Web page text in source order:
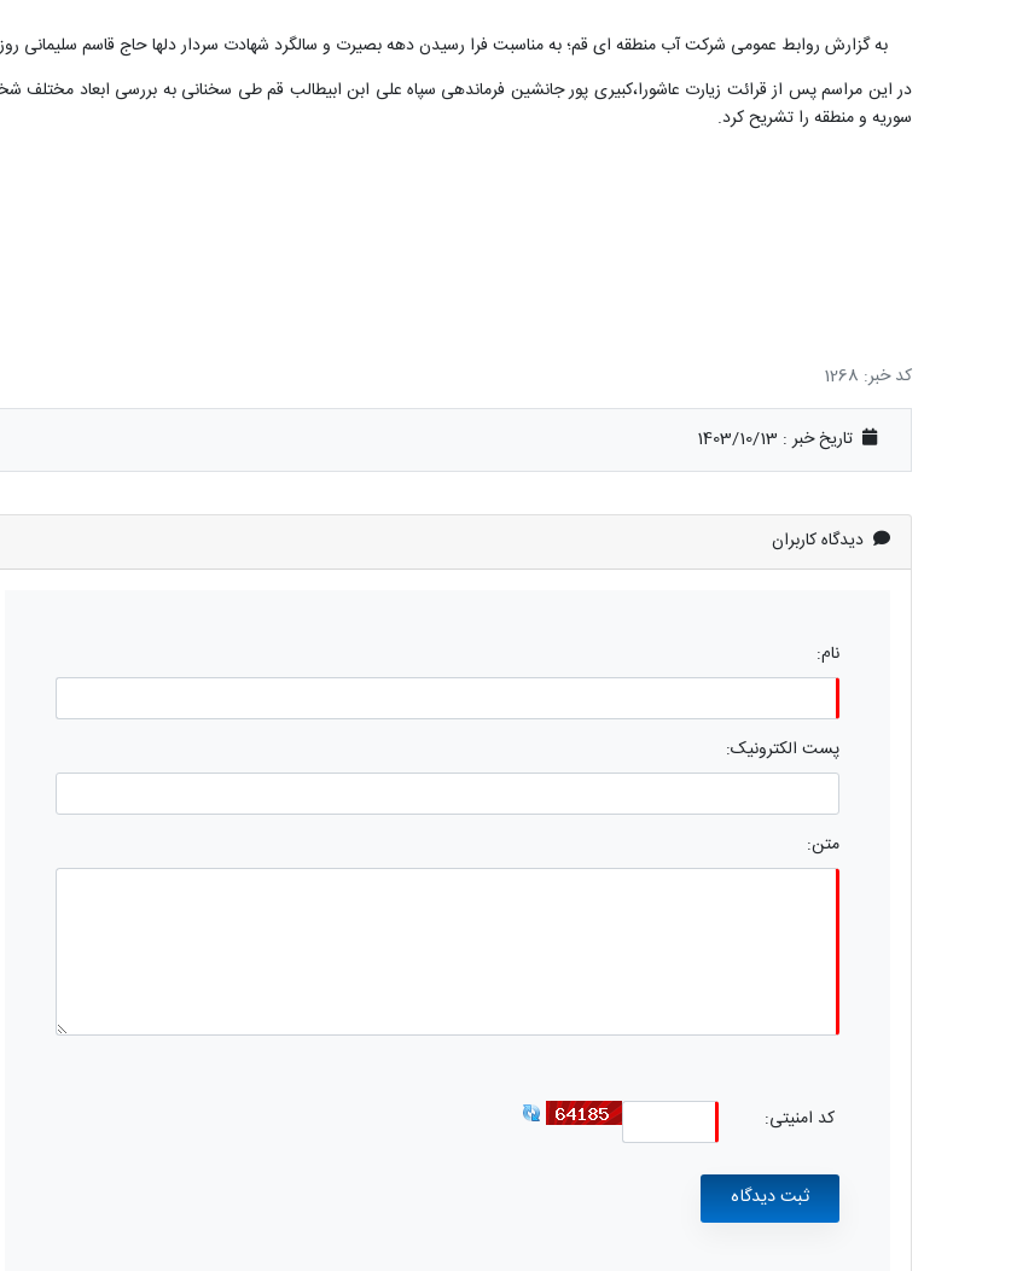
به گزارش روابط عمومی شرکت آب منطقه ای قم؛ به مناسبت فرا رسیدن دهه بصیرت و سالگرد شهادت سردار دلها حاج قاسم سلیمانی روز پنجشنبه 13 دی ماه 1403 مراسمی در نمازخانه آب منطقه ای
در این مراسم پس از قرائت زیارت عاشورا،کبیری پور جانشین فرماندهی سپاه علی ابن ابیطالب قم طی سخنانی به بررسی ابعاد
سوریه و منطقه را تشریح کرد.
کد خبر: 1268
تاریخ خبر : 1403/10/13
دیدگاه کاربران
نام:
پست الکترونیک:
متن:
کد امنیتی: